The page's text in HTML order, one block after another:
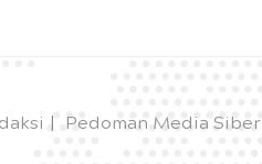
Pedoman Media Siber